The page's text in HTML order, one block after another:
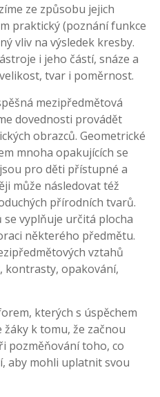
ze způsobu jejich
praktický (poznání funkce
vliv na výsledek kresby.
i jeho částí, snáze a
tvar i poměrnost.
mezipředmětová
dovednosti provádět
obrazců. Geometrické
mnoha opakujících se
pro děti přístupné a
může následovat též
přírodních tvarů.
se vyplňuje určitá plocha
některého předmětu.
vztahů
kontrasty, opakování,
kterých s úspěchem
k tomu, že začnou
pozměňování toho, co
aby mohli uplatnit svou